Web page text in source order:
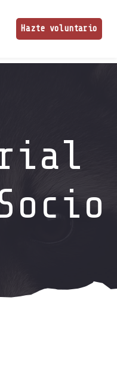
Hazte voluntario